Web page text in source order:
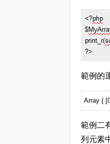
範例的
Array (
範例二
列元素